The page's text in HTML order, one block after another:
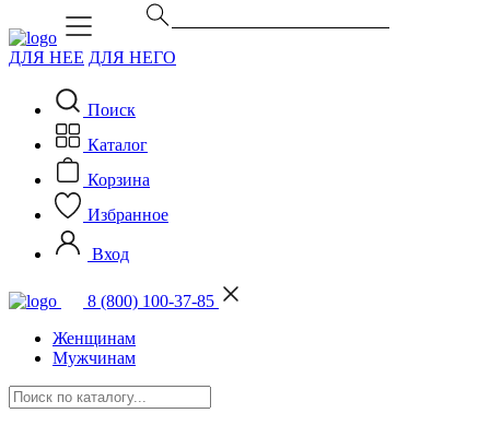
ДЛЯ НЕЕ ДЛЯ НЕГО
Поиск
Каталог
Корзина
Избранное
Вход
8 (800) 100-37-85
Женщинам
Мужчинам